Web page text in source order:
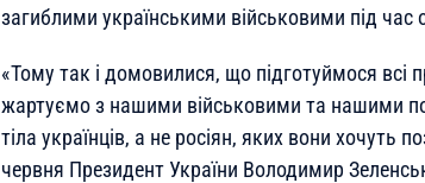
загиблими українськими військовими під час
«Тому так і домовилися, що підготуймося всі
жартуємо з нашими військовими та нашими
тіла українців, а не росіян, яких вони хочуть
червня Президент України Володимир